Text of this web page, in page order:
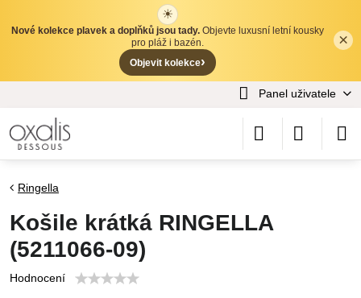
✕
×
☀
Nové kolekce plavek a doplňků jsou tady. Objevte luxusní letní kousky
pro pláž i bazén.
Objevit kolekce›
Panel uživatele
Ringella
Košile krátká RINGELLA
(5211066-09)
Hodnocení